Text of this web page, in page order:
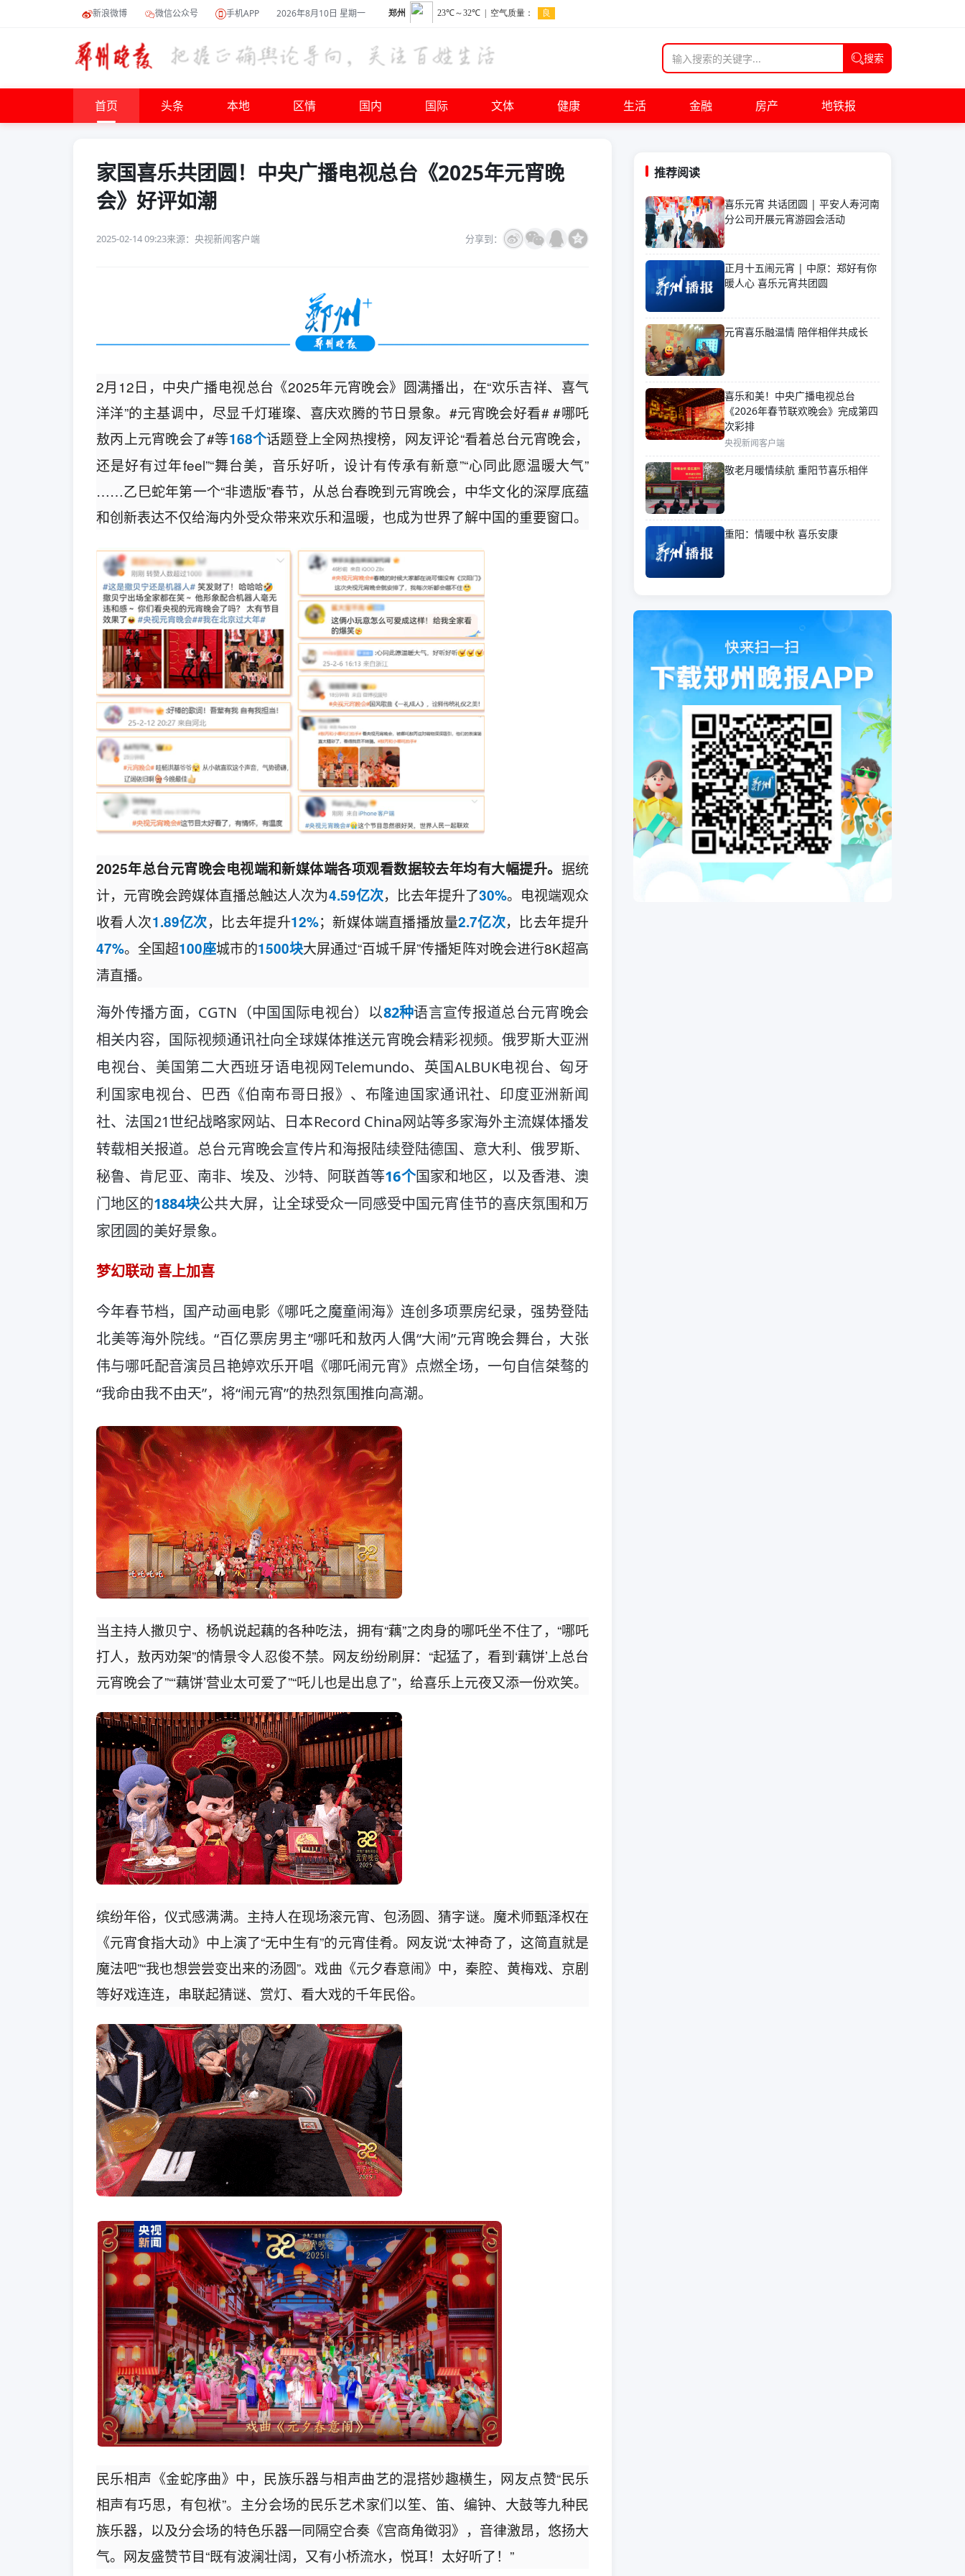
新浪微博 微信公众号 手机APP 2026年8月10日 星期一
搜索
首页 头条 本地 区情 国内 国际 文体 健康 生活 金融 房产 地铁报
家国喜乐共团圆！中央广播电视总台《2025年元宵晚
会》好评如潮
2025-02-14 09:23来源：央视新闻客户端 分享到：
2月12日，中央广播电视总台《2025年元宵晚会》圆满播出，在“欢乐吉祥、喜气
洋洋”的主基调中，尽显千灯璀璨、喜庆欢腾的节日景象。#元宵晚会好看# #哪吒
敖丙上元宵晚会了#等168个话题登上全网热搜榜，网友评论“看着总台元宵晚会，
还是好有过年feel”“舞台美，音乐好听，设计有传承有新意”“心同此愿温暖大气”
……乙巳蛇年第一个“非遗版”春节，从总台春晚到元宵晚会，中华文化的深厚底蕴
和创新表达不仅给海内外受众带来欢乐和温暖，也成为世界了解中国的重要窗口。
2025年总台元宵晚会电视端和新媒体端各项观看数据较去年均有大幅提升。 据统
计，元宵晚会跨媒体直播总触达人次为4.59亿次，比去年提升了30%。电视端观众
收看人次1.89亿次，比去年提升12%；新媒体端直播播放量2.7亿次，比去年提升
47%。全国超100座城市的1500块大屏通过“百城千屏”传播矩阵对晚会进行8K超高
清直播。
海外传播方面，CGTN（中国国际电视台）以82种语言宣传报道总台元宵晚会
相关内容，国际视频通讯社向全球媒体推送元宵晚会精彩视频。俄罗斯大亚洲
电视台、美国第二大西班牙语电视网Telemundo、英国ALBUK电视台、匈牙
利国家电视台、巴西《伯南布哥日报》、布隆迪国家通讯社、印度亚洲新闻
社、法国21世纪战略家网站、日本Record China网站等多家海外主流媒体播发
转载相关报道。总台元宵晚会宣传片和海报陆续登陆德国、意大利、俄罗斯、
秘鲁、肯尼亚、南非、埃及、沙特、阿联酋等16个国家和地区，以及香港、澳
门地区的1884块公共大屏，让全球受众一同感受中国元宵佳节的喜庆氛围和万
家团圆的美好景象。
梦幻联动 喜上加喜
今年春节档，国产动画电影《哪吒之魔童闹海》连创多项票房纪录，强势登陆
北美等海外院线。“百亿票房男主”哪吒和敖丙人偶“大闹”元宵晚会舞台，大张
伟与哪吒配音演员吕艳婷欢乐开唱《哪吒闹元宵》点燃全场，一句自信桀骜的
“我命由我不由天”，将“闹元宵”的热烈氛围推向高潮。
当主持人撒贝宁、杨帆说起藕的各种吃法，拥有“藕”之肉身的哪吒坐不住了，“哪吒
打人，敖丙劝架”的情景令人忍俊不禁。网友纷纷刷屏：“起猛了，看到‘藕饼’上总台
元宵晚会了”“‘藕饼’营业太可爱了”“吒儿也是出息了”，给喜乐上元夜又添一份欢笑。
缤纷年俗，仪式感满满。主持人在现场滚元宵、包汤圆、猜字谜。魔术师甄泽权在
《元宵食指大动》中上演了“无中生有”的元宵佳肴。网友说“太神奇了，这简直就是
魔法吧”“我也想尝尝变出来的汤圆”。戏曲《元夕春意闹》中，秦腔、黄梅戏、京剧
等好戏连连，串联起猜谜、赏灯、看大戏的千年民俗。
民乐相声《金蛇序曲》中，民族乐器与相声曲艺的混搭妙趣横生，网友点赞“民乐
相声有巧思，有包袱”。主分会场的民乐艺术家们以笙、笛、编钟、大鼓等九种民
族乐器，以及分会场的特色乐器一同隔空合奏《宫商角徵羽》，音律激昂，悠扬大
气。网友盛赞节目“既有波澜壮阔，又有小桥流水，悦耳！太好听了！”
推荐阅读
喜乐元宵 共话团圆 | 平安人寿河南
分公司开展元宵游园会活动
正月十五闹元宵 | 中原：郑好有你
暖人心 喜乐元宵共团圆
元宵喜乐融温情 陪伴相伴共成长
喜乐和美！中央广播电视总台
《2026年春节联欢晚会》完成第四
次彩排
央视新闻客户端
敬老月暖情续航 重阳节喜乐相伴
重阳：情暖中秋 喜乐安康